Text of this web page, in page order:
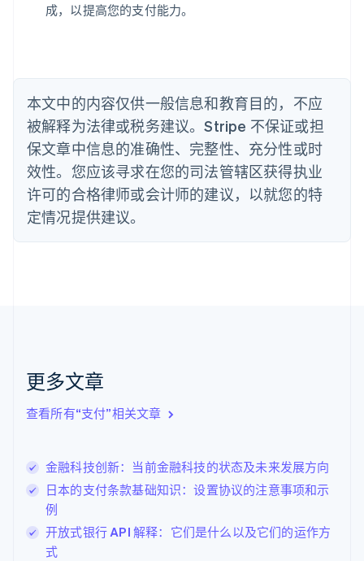
成，以提高您的支付能力。
本文中的内容仅供一般信息和教育目的，不应
被解释为法律或税务建议。Stripe 不保证或担
保文章中信息的准确性、完整性、充分性或时
效性。您应该寻求在您的司法管辖区获得执业
许可的合格律师或会计师的建议，以就您的特
定情况提供建议。
更多文章
查看所有“支付”相关文章
金融科技创新：当前金融科技的状态及未来发展方向
日本的支付条款基础知识：设置协议的注意事项和示
例
开放式银行 API 解释：它们是什么以及它们的运作方
式
巴西
比利时
波兰
English
丹麦
English
德国
DeutschEnglish
法国
FrançaisEnglish
芬兰
克罗地亚
EnglishItaliano
拉脱维亚
English
列支敦士登
DeutschEnglish
卢森堡
Français
罗马尼亚
English